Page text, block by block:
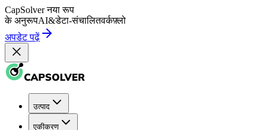
CapSolver नया रूप
के अनुरूपAI&डेटा-संचालितवर्कफ़्लो
अपडेट पढ़ें
उत्पाद
एकीकरण